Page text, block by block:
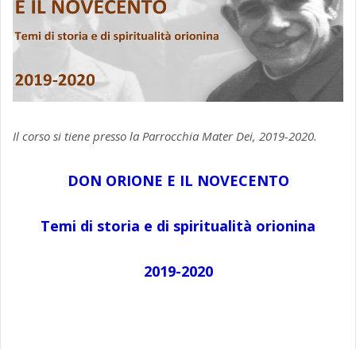
Il corso si tiene presso la Parrocchia Mater Dei, 2019-2020.
DON ORIONE E IL NOVECENTO
Temi di storia e di spiritualità orionina
2019-2020